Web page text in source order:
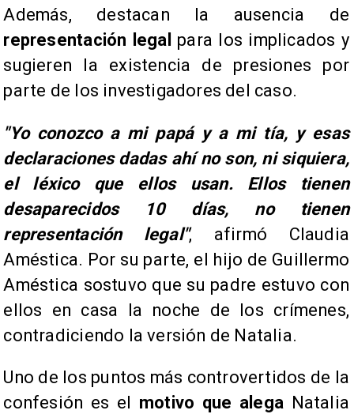
Además, destacan la ausencia de
representación legal para los implicados y
sugieren la existencia de presiones por
parte de los investigadores del caso.
​"Yo conozco a mi papá y a mi tía, y esas
declaraciones dadas ahí no son, ni siquiera,
el léxico que ellos usan. Ellos tienen
desaparecidos 10 días, no tienen
representación legal", afirmó Claudia
Améstica. Por su parte, el hijo de Guillermo
Améstica sostuvo que su padre estuvo con
ellos en casa la noche de los crímenes,
contradiciendo la versión de Natalia.
Uno de los puntos más controvertidos de la
confesión es el motivo que alegaNatalia